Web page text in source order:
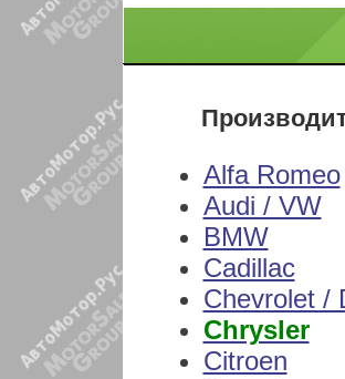
Alfa Romeo
Audi / VW
BMW
Cadillac
Chevrolet /
Chrysler
Citroen